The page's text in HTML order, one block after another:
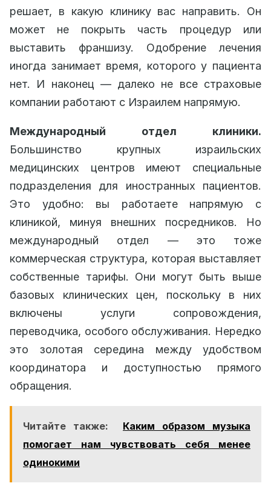
решает, в какую клинику вас направить. Он
может не покрыть часть процедур или
выставить франшизу. Одобрение лечения
иногда занимает время, которого у пациента
нет. И наконец — далеко не все страховые
компании работают с Израилем напрямую.
Международный отдел клиники.
Большинство крупных израильских
медицинских центров имеют специальные
подразделения для иностранных пациентов.
Это удобно: вы работаете напрямую с
клиникой, минуя внешних посредников. Но
международный отдел — это тоже
коммерческая структура, которая выставляет
собственные тарифы. Они могут быть выше
базовых клинических цен, поскольку в них
включены услуги сопровождения,
переводчика, особого обслуживания. Нередко
это золотая середина между удобством
координатора и доступностью прямого
обращения.
Читайте также:
Каким образом музыка
помогает нам чувствовать себя менее
одинокими